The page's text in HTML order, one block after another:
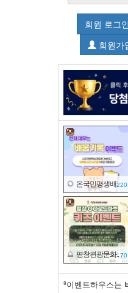
회원 로그인
회원가
온국민평생배..220
평창관광문화..70
º이벤트하우스는